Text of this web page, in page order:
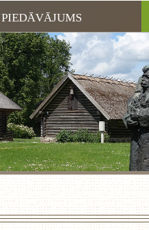
PIEDĀVĀJUMS